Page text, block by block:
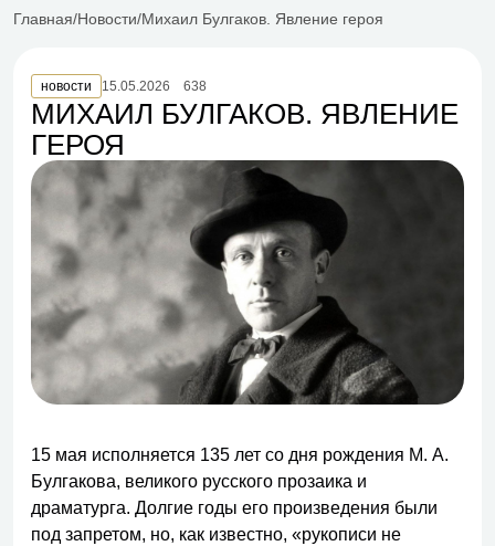
Главная Новости Михаил Булгаков. Явление героя
МИХАИЛ БУЛГАКОВ. ЯВЛЕНИЕ
ГЕРОЯ
новости 15.05.2026 638
15 мая исполняется 135 лет со дня рождения М. А.
Булгакова, великого русского прозаика и
драматурга. Долгие годы его произведения были
под запретом, но, как известно, «рукописи не